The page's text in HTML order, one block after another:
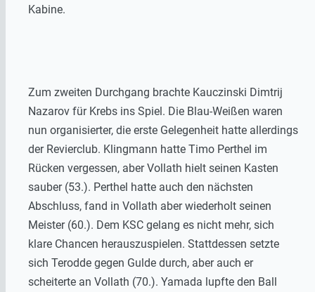
Kabine.
Zum zweiten Durchgang brachte Kauczinski Dimtrij
Nazarov für Krebs ins Spiel. Die Blau-Weißen waren
nun organisierter, die erste Gelegenheit hatte allerdings
der Revierclub. Klingmann hatte Timo Perthel im
Rücken vergessen, aber Vollath hielt seinen Kasten
sauber (53.). Perthel hatte auch den nächsten
Abschluss, fand in Vollath aber wiederholt seinen
Meister (60.). Dem KSC gelang es nicht mehr, sich
klare Chancen herauszuspielen. Stattdessen setzte
sich Terodde gegen Gulde durch, aber auch er
scheiterte an Vollath (70.). Yamada lupfte den Ball